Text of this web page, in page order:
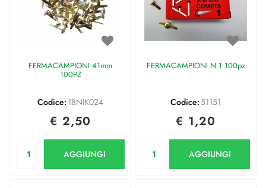
FERMACAMPIONI 41mm
100PZ
Codice: 18NIK024
€ 2,50
AGGIUNGI
FERMACAMPIONI N.1 100pz
Codice:51151
€ 1,20
AGGIUNGI